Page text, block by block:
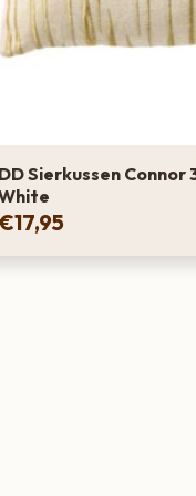
DD Sierkussen Connor
17,95